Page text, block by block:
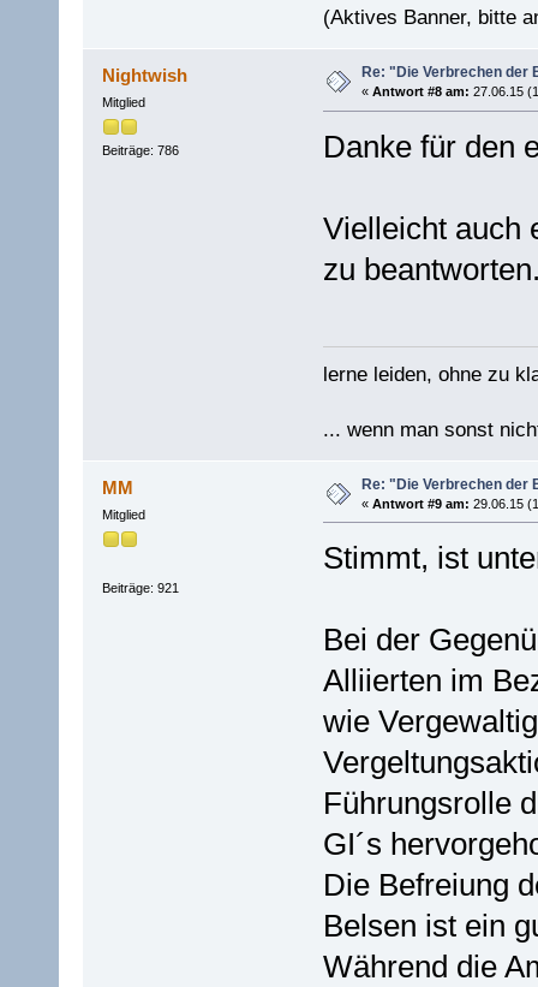
(Aktives Banner, bitte
Nightwish
Mitglied
Beiträge: 786
Re: "Die Verbrechen der
« Antwort #8 am: 27.06.15
Danke für den
Vielleicht auch
zu
lerne leiden, ohne zu
... wenn man sonst
MM
Mitglied
Beiträge: 921
Re: "Die Verbrechen der
« Antwort #9 am: 29.06.15
Stimmt, ist
Bei der
Alliierten im
wie
Führungsrolle
GI´s
Die Befreiung
Belsen ist ein
Während die